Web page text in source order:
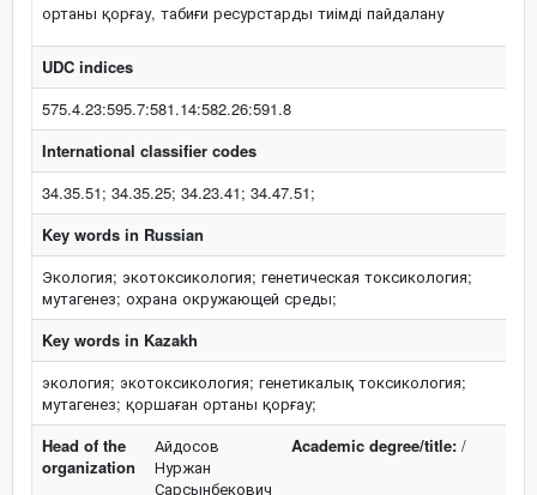
ортаны қорғау, табиғи ресурстарды тиімді пайдалану
UDC indices
575.4.23:595.7:581.14:582.26:591.8
International classifier codes
34.35.51; 34.35.25; 34.23.41; 34.47.51;
Key words in Russian
Экология; экотоксикология; генетическая токсикология;
мутагенез; охрана окружающей среды;
Key words in Kazakh
экология; экотоксикология; генетикалық токсикология;
мутагенез; қоршаған ортаны қорғау;
Head of the
organization
Айдосов
Нуржан
Сарсынбекович
Academic degree/title: /